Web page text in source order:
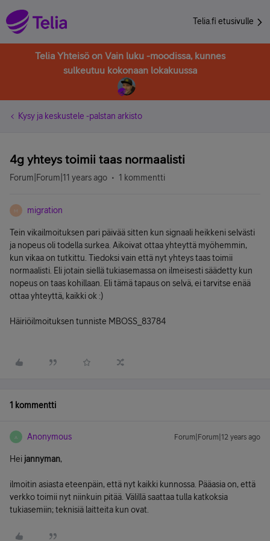
Telia.fi etusivulle
Telia Yhteisö on Vain luku -moodissa, kunnes
sulkeutuu kokonaan lokakuussa
Kysy ja keskustele -palstan arkisto
4g yhteys toimii taas normaalisti
Forum|Forum|11 years ago 1 kommentti
M migration
Tein vikailmoituksen pari päivää sitten kun signaali heikkeni selvästi
ja nopeus oli todella surkea. Aikoivat ottaa yhteyttä myöhemmin,
kun vikaa on tutkittu. Tiedoksi vain että nyt yhteys taas toimii
normaalisti. Eli jotain siellä tukiasemassa on ilmeisesti säädetty kun
nopeus on taas kohillaan. Eli tämä tapaus on selvä, ei tarvitse enää
ottaa yhteyttä, kaikki ok :)
Häiriöilmoituksen tunniste MBOSS_83784
1 kommentti
A Anonymous Forum|Forum|12 years ago
Hei jannyman,
ilmoitin asiasta eteenpäin, että nyt kaikki kunnossa. Pääasia on, että
verkko toimii nyt niinkuin pitää. Välillä saattaa tulla katkoksia
tukiasemiin; teknisiä laitteita kun ovat.